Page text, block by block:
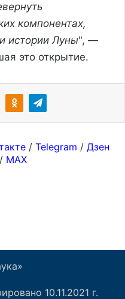
10.11.2021 г.